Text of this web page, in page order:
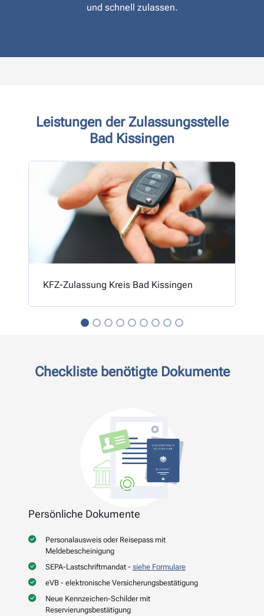
und schnell zulassen.
Leistungen der Zulassungsstelle
Bad Kissingen
KFZ-Zulassung Kreis Bad Kissingen
Checkliste benötigte Dokumente
Persönliche Dokumente
Personalausweis oder Reisepass mit
Meldebescheinigung
SEPA-Lastschriftmandat - siehe Formulare
eVB - elektronische Versicherungsbestätigung
Neue Kennzeichen-Schilder mit
Reservierungsbestätigung